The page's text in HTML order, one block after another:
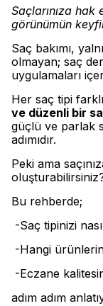
Saçlarınıza hak
görünümün
Saç bakımı,
olmayan; saç
uygulamaları
Her saç tipi
ve düzenli bir
güçlü ve parlak
adımıdır.
Peki ama
Bu rehberde;
-Saç tipinizi
-Hangi
-Eczane
adım adım